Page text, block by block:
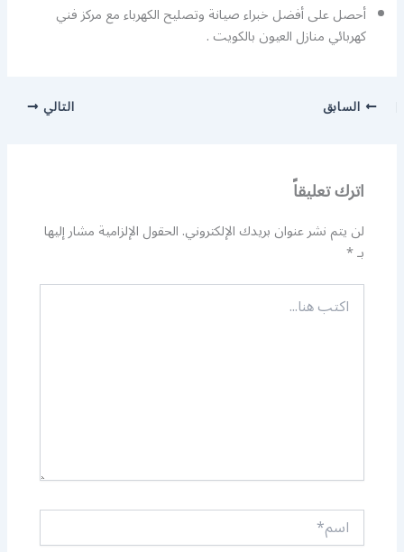
أحصل على أفضل خبراء صيانة وتصليح الكهرباء مع مركز فني
كهربائي منازل العيون بالكويت .
السابق التالي
اترك تعليقاً
لن يتم نشر عنوان بريدك الإلكتروني.الحقول الإلزامية مشار إليها
بـ*
اكتب
هنا...
اسم*